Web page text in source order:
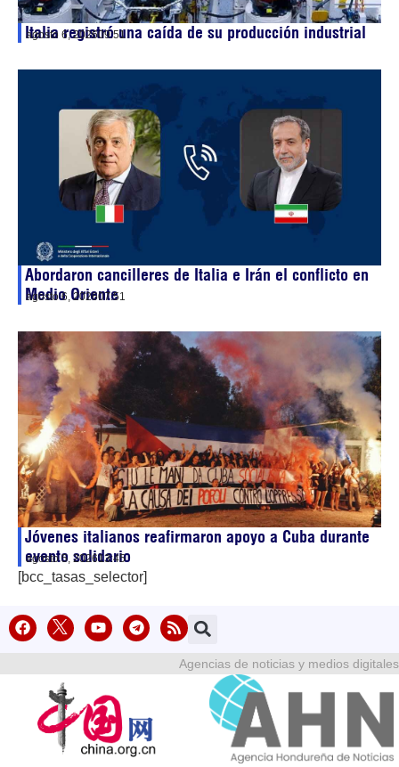
Italia registró una caída de su producción industrial
agosto 6, 202609:51
Abordaron cancilleres de Italia e Irán el conflicto en
Medio Oriente
agosto 6, 202607:51
Jóvenes italianos reafirmaron apoyo a Cuba durante
evento solidario
agosto 5, 202613:45
[bcc_tasas_selector]
Agencias de noticias y medios digitales